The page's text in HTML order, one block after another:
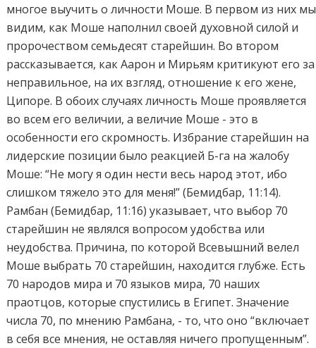
многое выучить о личности Моше. В первом из них мы
видим, как Моше наполнил своей духовной силой и
пророчеством семьдесят старейшин. Во втором
рассказывается, как Аарон и Мирьям критикуют его за
неправильное, на их взгляд, отношение к его жене,
Ципоре. В обоих случаях личность Моше проявляется
во всем его величии, а величие Моше - это в
особенности его скромность. Избрание старейшин на
лидерские позиции было реакцией Б-га на жалобу
Моше: “Не могу я один нести весь народ этот, ибо
слишком тяжело это для меня!” (Бемидбар, 11:14).
Рамбан (Бемидбар, 11:16) указывает, что выбор 70
старейшин не являлся вопросом удобства или
неудобства. Причина, по которой Всевышний велел
Моше выбрать 70 старейшин, находится глубже. Есть
70 народов мира и 70 языков мира, 70 наших
праотцов, которые спустились в Египет. Значение
числа 70, по мнению Рамбана, - то, что оно “включает
в себя все мнения, не оставляя ничего пропущенным”.